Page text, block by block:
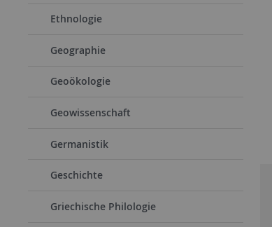
Ethnologie
Geographie
Geoökologie
Geowissenschaft
Germanistik
Geschichte
Griechische Philologie